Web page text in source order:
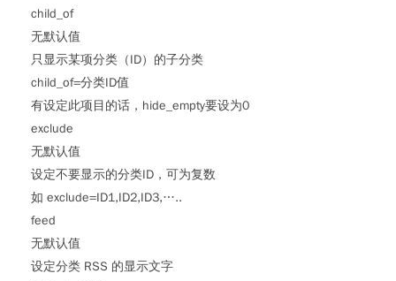
child_of
无默认值
只显示某项分类（ID）的子分类
child_of=分类ID值
有设定此项目的话，hide_empty要设为0
exclude
无默认值
设定不要显示的分类ID，可为复数
如 exclude=ID1,ID2,ID3,…..
feed
无默认值
设定分类 RSS 的显示文字